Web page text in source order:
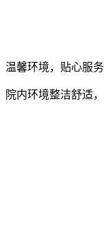
温馨环境，贴心服务
院内环境整洁舒适